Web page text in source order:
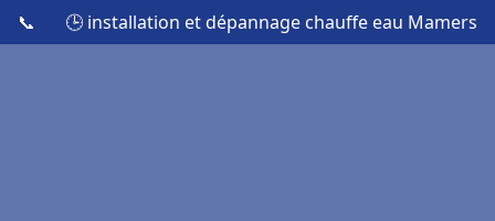
📞 🕒 installation et dépannage chauffe eau Mamers